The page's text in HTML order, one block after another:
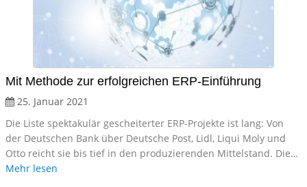
Mit Methode zur erfolgreichen ERP-Einführung
25. Januar 2021
Die Liste spektakulär gescheiterter ERP-Projekte ist lang: Von
der Deutschen Bank über Deutsche Post, Lidl, Liqui Moly und
Otto reicht sie bis tief in den produzierenden Mittelstand. Die…
Mehr lesen